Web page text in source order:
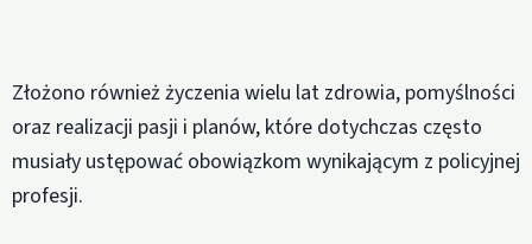
Złożono również życzenia wielu lat zdrowia, pomyślności
oraz realizacji pasji i planów, które dotychczas często
musiały ustępować obowiązkom wynikającym z policyjnej
profesji.